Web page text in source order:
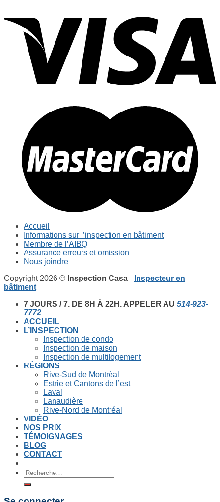
Accueil
Informations sur l’inspection en bâtiment
Membre de l’AIBQ
Assurance erreurs et omission
Nous joindre
Copyright 2026 © Inspection Casa - Inspecteur en
bâtiment
7 JOURS / 7, DE 8H À 22H, APPELER AU 514-923-
7772
ACCUEIL
L’INSPECTION
Inspection de condo
Inspection de maison
Inspection de multilogement
RÉGIONS
Rive-Sud de Montréal
Estrie et Cantons de l’est
Laval
Lanaudière
Rive-Nord de Montréal
VIDÉO
NOS PRIX
TÉMOIGNAGES
BLOG
CONTACT
Recherche
pour :